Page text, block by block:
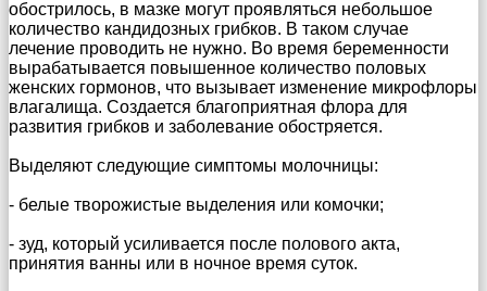
обострилось, в мазке могут проявляться небольшое
количество кандидозных грибков. В таком случае
лечение проводить не нужно. Во время беременности
вырабатывается повышенное количество половых
женских гормонов, что вызывает изменение микрофлоры
влагалища. Создается благоприятная флора для
развития грибков и заболевание обостряется.
Выделяют следующие симптомы молочницы:
- белые творожистые выделения или комочки;
- зуд, который усиливается после полового акта,
принятия ванны или в ночное время суток.